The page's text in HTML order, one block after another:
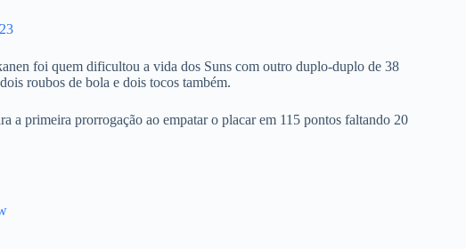
foi quem dificultou a vida dos Suns com outro duplo-duplo de 38
roubos de bola e dois tocos também.
a primeira prorrogação ao empatar o placar em 115 pontos faltando 20